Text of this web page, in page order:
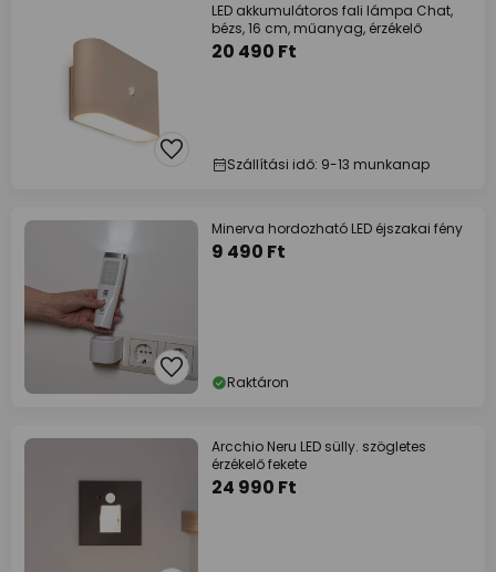
LED akkumulátoros fali lámpa Chat,
bézs, 16 cm, műanyag, érzékelő
20 490 Ft
Szállítási idő: 9-13 munkanap
Minerva hordozható LED éjszakai fény
9 490 Ft
Raktáron
Arcchio Neru LED sülly. szögletes
érzékelő fekete
24 990 Ft